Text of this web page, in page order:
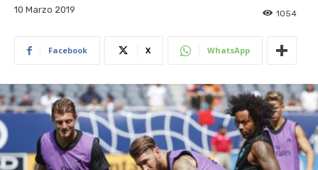
10 Marzo 2019 1054
Facebook X WhatsApp